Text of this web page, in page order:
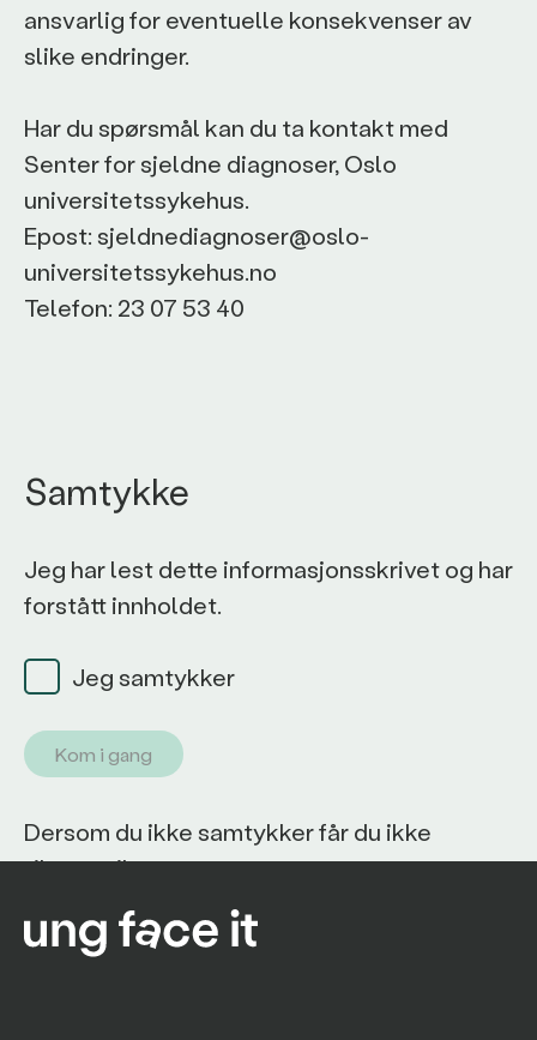
ansvarlig for eventuelle konsekvenser av
slike endringer.
Har du spørsmål kan du ta kontakt med
Senter for sjeldne diagnoser, Oslo
universitetssykehus.
Epost: sjeldnediagnoser@oslo-
universitetssykehus.no
Telefon: 23 07 53 40
Samtykke
Jeg har lest dette informasjonsskrivet og har
forstått innholdet.
Jeg samtykker
Kom i gang
Dersom du ikke samtykker får du ikke
tilgang til programmet.